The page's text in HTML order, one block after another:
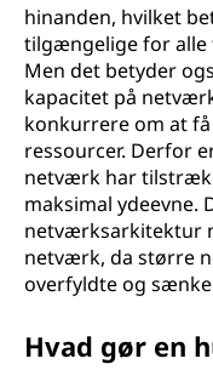
hinanden, hvilket
tilgængelige for alle
Men det betyder
kapacitet på
konkurrere om at
ressourcer. Derfor
netværk har
maksimal ydeevne.
netværksarkitektur
netværk, da større
overfyldte og sænke
Hvad gør en